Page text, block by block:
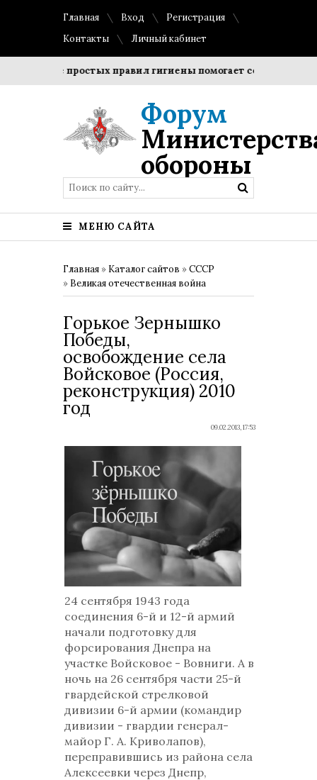
Главная Вход
Регистрация
Контакты
Личный кабинет
простых правил гигиены помогает сохранить
Форум
обороны
МЕНЮ САЙТА
Главная » Каталог сайтов »СССР
» Великая отечественная война
Горькое Зернышко
Победы,
освобождение села
Войсковое (Россия,
реконструкция) 2010
год
09.02.2013, 17:53
24 сентября 1943 года
соединения 6-й и 12-й армий
начали подготовку для
форсирования Днепра на
участке Войсковое - Вовниги. А в
ночь на 26 сентября части 25-й
гвардейской стрелковой
дивизии 6-й армии (командир
дивизии - гвардии генерал-
майор Г. А. Криволапов),
переправившись из района села
Алексеевки через Днепр,